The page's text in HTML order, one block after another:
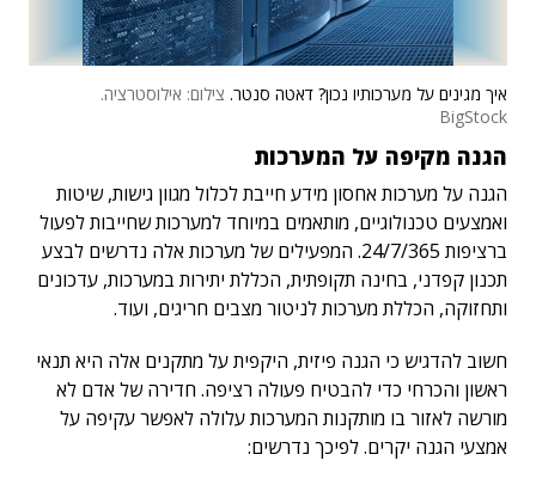
איך מגינים על מערכותיו נכון? דאטה סנטר. צילום: אילוסטרציה.
BigStock
הגנה מקיפה על המערכות
הגנה על מערכות אחסון מידע חייבת לכלול מגוון גישות, שיטות
ואמצעים טכנולוגיים, מותאמים במיוחד למערכות שחייבות לפעול
ברציפות 24/7/365. המפעילים של מערכות אלה נדרשים לבצע
תכנון קפדני, בחינה תקופתית, הכללת יתירות במערכות, עדכונים
ותחזוקה, הכללת מערכות לניטור מצבים חריגים, ועוד.
חשוב להדגיש כי הגנה פיזית, היקפית על מתקנים אלה היא תנאי
ראשון והכרחי כדי להבטיח פעולה רציפה. חדירה של אדם לא
מורשה לאזור בו מותקנות המערכות עלולה לאפשר עקיפה על
אמצעי הגנה יקרים. לפיכך נדרשים: